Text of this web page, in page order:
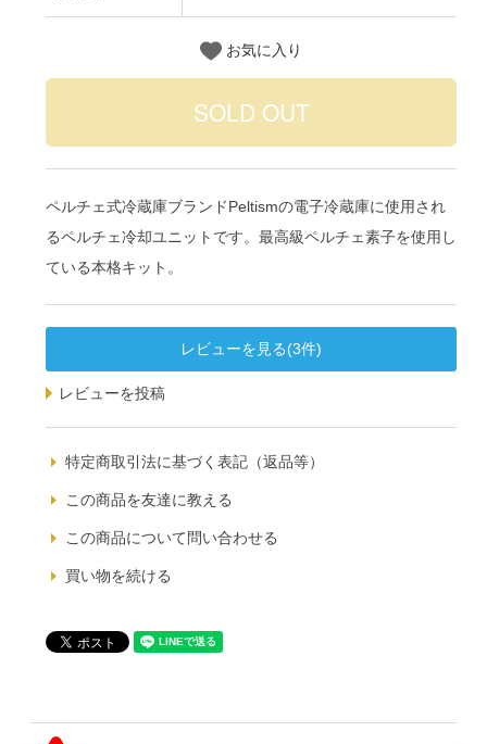
お気に入り
ペルチェ式冷蔵庫ブランドPeltismの電子冷蔵庫に使用され
るペルチェ冷却ユニットです。最高級ペルチェ素子を使用し
ている本格キット。
レビューを見る(3件)
レビューを投稿
特定商取引法に基づく表記（返品等）
この商品を友達に教える
この商品について問い合わせる
買い物を続ける